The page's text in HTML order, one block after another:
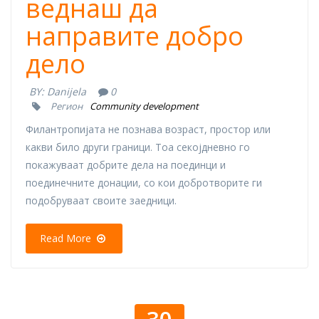
веднаш да
направите добро
дело
BY: Danijela 0
Регион Community development
Филантропијата не познава возраст, простор или
какви било други граници. Тоа секојдневно го
покажуваат добрите дела на поединци и
поединечните донации, со кои добротворите ги
подобруваат своите заедници.
Read More